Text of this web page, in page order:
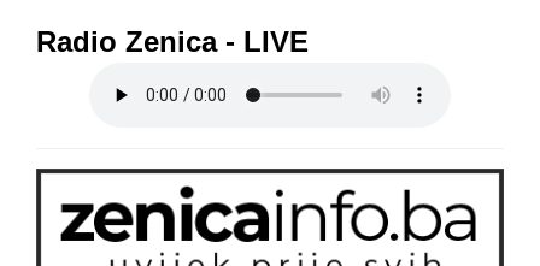
Radio Zenica - LIVE